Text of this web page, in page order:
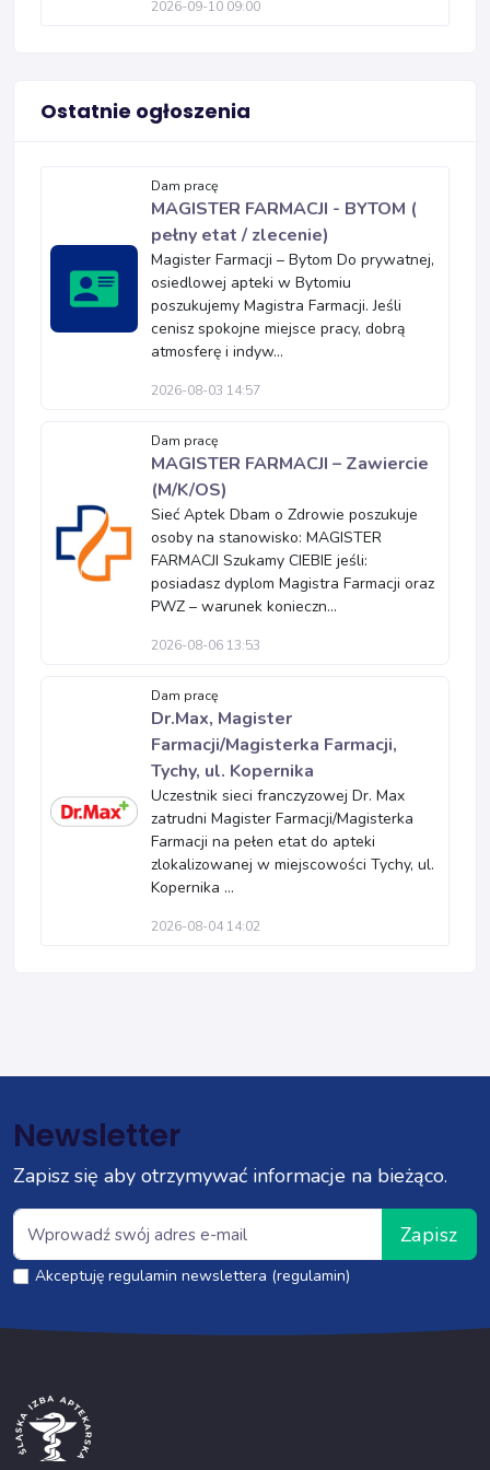
2026-09-10 09:00
Ostatnie ogłoszenia
Dam pracę
MAGISTER FARMACJI - BYTOM (
pełny etat / zlecenie)
Magister Farmacji – Bytom Do prywatnej,
osiedlowej apteki w Bytomiu
poszukujemy Magistra Farmacji. Jeśli
cenisz spokojne miejsce pracy, dobrą
atmosferę i indyw...
2026-08-03 14:57
Dam pracę
MAGISTER FARMACJI – Zawiercie
(M/K/OS)
Sieć Aptek Dbam o Zdrowie poszukuje
osoby na stanowisko: MAGISTER
FARMACJI Szukamy CIEBIE jeśli:
posiadasz dyplom Magistra Farmacji oraz
PWZ – warunek konieczn...
2026-08-06 13:53
Dam pracę
Dr.Max, Magister
Farmacji/Magisterka Farmacji,
Tychy, ul. Kopernika
Uczestnik sieci franczyzowej Dr. Max
zatrudni Magister Farmacji/Magisterka
Farmacji na pełen etat do apteki
zlokalizowanej w miejscowości Tychy, ul.
Kopernika ...
2026-08-04 14:02
Newsletter
Zapisz się aby otrzymywać informacje na bieżąco.
Zapisz
Akceptuję regulamin newslettera (regulamin)